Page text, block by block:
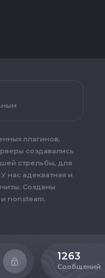
плагинов,
создавались
стрельбы, для
нас адекватная и
Созданы
и nonsteam.
1263
Сообщений